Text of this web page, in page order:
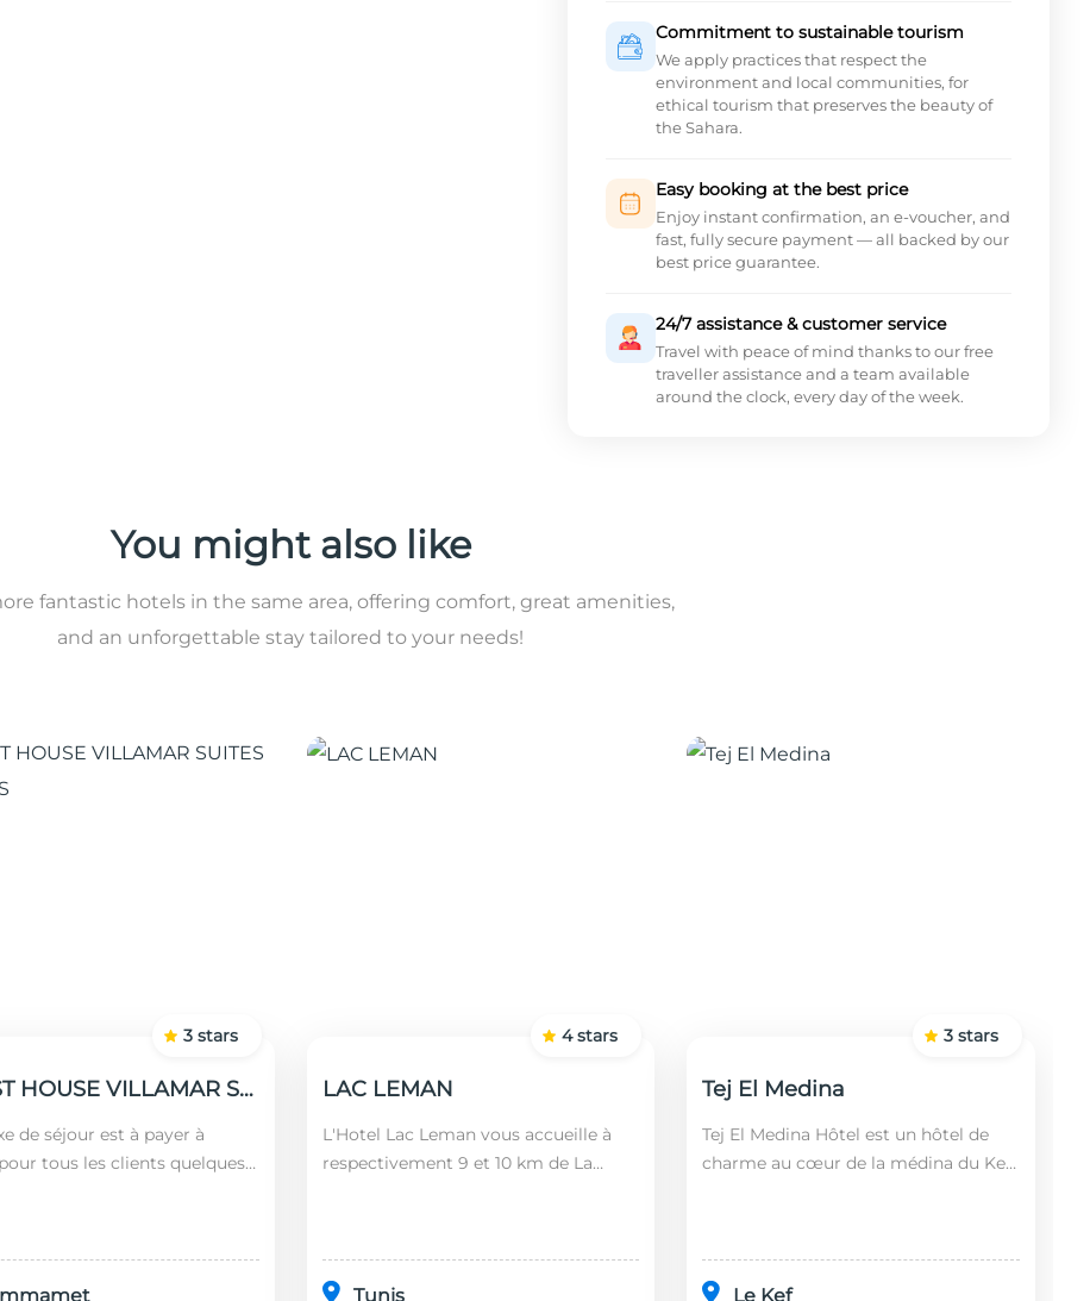
Commitment to sustainable tourism
We apply practices that respect the
environment and local communities, for
ethical tourism that preserves the beauty of
the Sahara.
Easy booking at the best price
Enjoy instant confirmation, an e-voucher, and
fast, fully secure payment — all backed by our
best price guarantee.
24/7 assistance & customer service
Travel with peace of mind thanks to our free
traveller assistance and a team available
around the clock, every day of the week.
You might also like
fantastic hotels in the same area, offering comfort, great amenities,
and an unforgettable stay tailored to your needs!
GUEST HOUSE VILLAMAR SUITES & VILLAS
de séjour est à payer à
tous les clients quelques
3 stars
LAC LEMAN
L'Hotel Lac Leman vous accueille à
respectivement 9 et 10 km de La
Tunis
4 stars
Tej El Medina
Tej El Medina Hôtel est un hôtel de
charme au cœur de la médina du Kef,
Le Kef
3 stars